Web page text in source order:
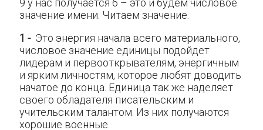
9 у нас получается 6 – это и будем числовое
значение имени. Читаем значение.
1 -Это энергия начала всего материального,
числовое значение единицы подойдет
лидерам и первооткрывателям, энергичным
и ярким личностям, которое любят доводить
начатое до конца. Единица так же наделяет
своего обладателя писательским и
учительским талантом. Из них получаются
хорошие военные.